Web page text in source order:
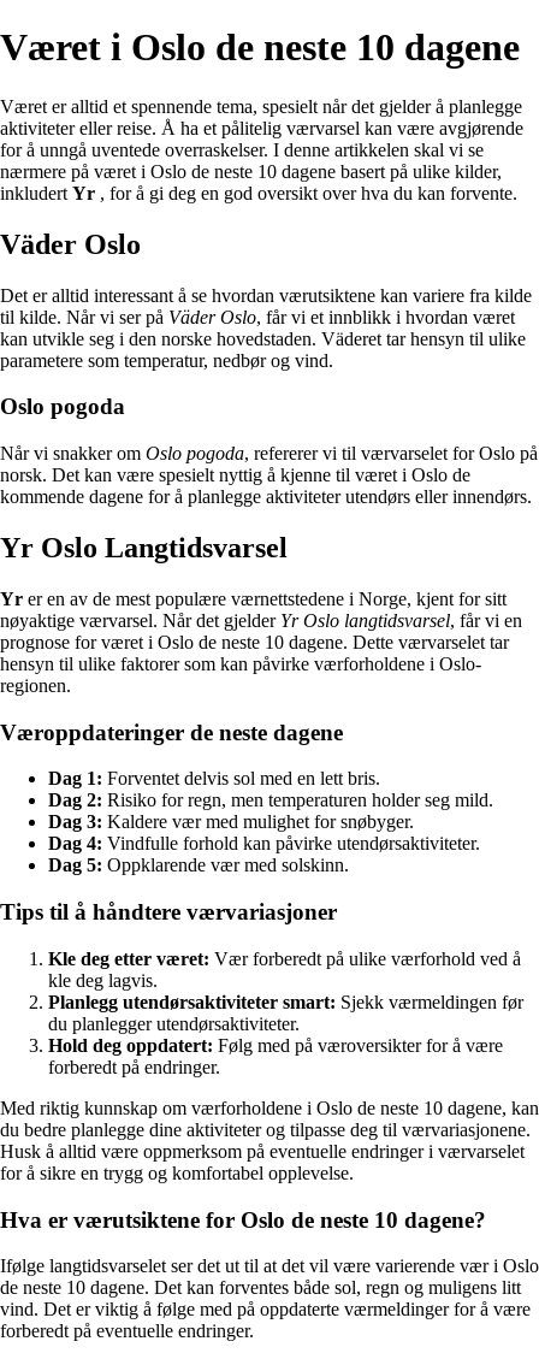
Været i Oslo de neste 10 dagene
Været er alltid et spennende tema, spesielt når det gjelder å planlegge
aktiviteter eller reise. Å ha et pålitelig værvarsel kan være avgjørende
for å unngå uventede overraskelser. I denne artikkelen skal vi se
nærmere på været i Oslo de neste 10 dagene basert på ulike kilder,
inkludert Yr , for å gi deg en god oversikt over hva du kan forvente.
Väder Oslo
Det er alltid interessant å se hvordan værutsiktene kan variere fra kilde
til kilde. Når vi ser på Väder Oslo, får vi et innblikk i hvordan været
kan utvikle seg i den norske hovedstaden. Väderet tar hensyn til ulike
parametere som temperatur, nedbør og vind.
Oslo pogoda
Når vi snakker om Oslo pogoda, refererer vi til værvarselet for Oslo på
norsk. Det kan være spesielt nyttig å kjenne til været i Oslo de
kommende dagene for å planlegge aktiviteter utendørs eller innendørs.
Yr Oslo Langtidsvarsel
Yr er en av de mest populære værnettstedene i Norge, kjent for sitt
nøyaktige værvarsel. Når det gjelder Yr Oslo langtidsvarsel, får vi en
prognose for været i Oslo de neste 10 dagene. Dette værvarselet tar
hensyn til ulike faktorer som kan påvirke værforholdene i Oslo-
regionen.
Væroppdateringer de neste dagene
Dag 1: Forventet delvis sol med en lett bris.
Dag 2: Risiko for regn, men temperaturen holder seg mild.
Dag 3: Kaldere vær med mulighet for snøbyger.
Dag 4: Vindfulle forhold kan påvirke utendørsaktiviteter.
Dag 5: Oppklarende vær med solskinn.
Tips til å håndtere værvariasjoner
Kle deg etter været: Vær forberedt på ulike værforhold ved å
kle deg lagvis.
Planlegg utendørsaktiviteter smart: Sjekk værmeldingen før
du planlegger utendørsaktiviteter.
Hold deg oppdatert: Følg med på væroversikter for å være
forberedt på endringer.
Med riktig kunnskap om værforholdene i Oslo de neste 10 dagene, kan
du bedre planlegge dine aktiviteter og tilpasse deg til værvariasjonene.
Husk å alltid være oppmerksom på eventuelle endringer i værvarselet
for å sikre en trygg og komfortabel opplevelse.
Hva er værutsiktene for Oslo de neste 10 dagene?
Ifølge langtidsvarselet ser det ut til at det vil være varierende vær i Oslo
de neste 10 dagene. Det kan forventes både sol, regn og muligens litt
vind. Det er viktig å følge med på oppdaterte værmeldinger for å være
forberedt på eventuelle endringer.